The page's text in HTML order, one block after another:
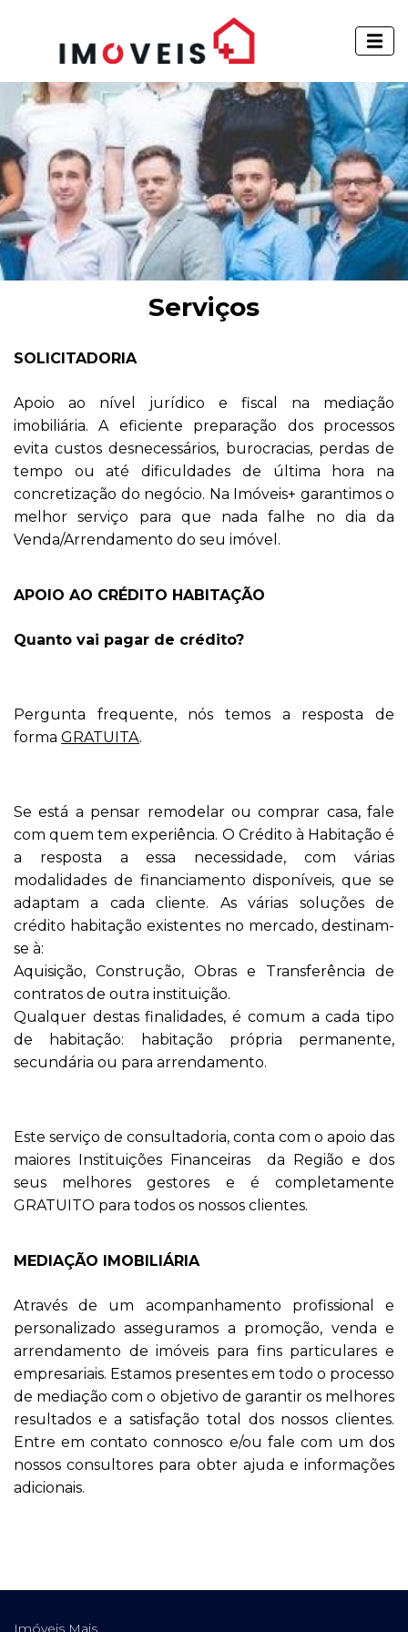
Serviços
SOLICITADORIA
Apoio ao nível jurídico e fiscal na mediação
imobiliária. A eficiente preparação dos processos
evita custos desnecessários, burocracias, perdas de
tempo ou até dificuldades de última hora na
concretização do negócio. Na Imóveis+ garantimos o
melhor serviço para que nada falhe no dia da
Venda/Arrendamento do seu imóvel.
APOIO AO CRÉDITO HABITAÇÃO
Quanto vai pagar de crédito?
Pergunta frequente, nós temos a resposta de
forma GRATUITA.
Se está a pensar remodelar ou comprar casa, fale
com quem tem experiência. O Crédito à Habitação é
a resposta a essa necessidade, com várias
modalidades de financiamento disponíveis, que se
adaptam a cada cliente. As várias soluções de
crédito habitação existentes no mercado, destinam-
se à:
Aquisição, Construção, Obras e Transferência de
contratos de outra instituição.
Qualquer destas finalidades, é comum a cada tipo
de habitação: habitação própria permanente,
secundária ou para arrendamento.
Este serviço de consultadoria, conta com o apoio das
maiores Instituições Financeiras da Região e dos
seus melhores gestores e é completamente
GRATUITO para todos os nossos clientes.
MEDIAÇÃO IMOBILIÁRIA
Através de um acompanhamento profissional e
personalizado asseguramos a promoção, venda e
arrendamento de imóveis para fins particulares e
empresariais. Estamos presentes em todo o processo
de mediação com o objetivo de garantir os melhores
resultados e a satisfação total dos nossos clientes.
Entre em contato connosco e/ou fale com um dos
nossos consultores para obter ajuda e informações
adicionais.
Imóveis Mais